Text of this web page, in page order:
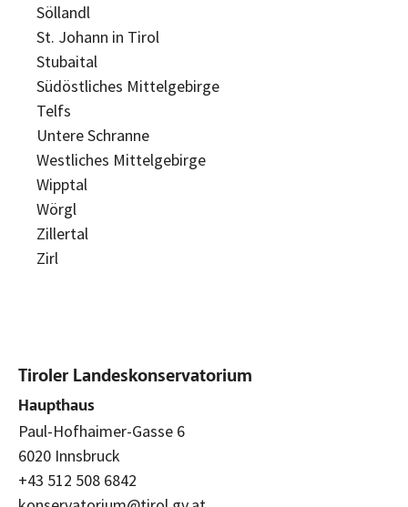
Söllandl
St. Johann in Tirol
Stubaital
Südöstliches Mittelgebirge
Telfs
Untere Schranne
Westliches Mittelgebirge
Wipptal
Wörgl
Zillertal
Zirl
Tiroler Landeskonservatorium
Haupthaus
Paul-Hofhaimer-Gasse 6
6020 Innsbruck
+43 512 508 6842